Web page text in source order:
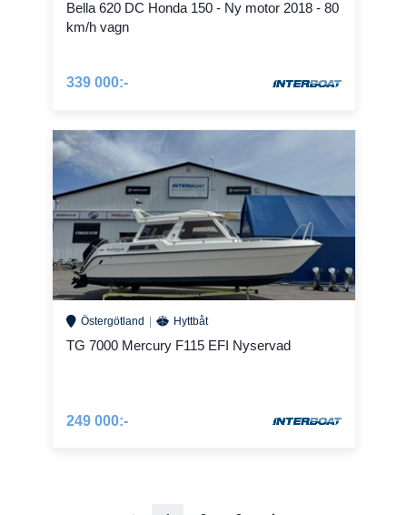
Bella 620 DC Honda 150 - Ny motor 2018 - 80
km/h vagn
339 000:-
Östergötland Hyttbåt
TG 7000 Mercury F115 EFI Nyservad
249 000:-